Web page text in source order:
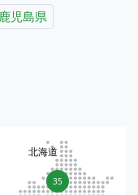
鹿児島県
35
北海道